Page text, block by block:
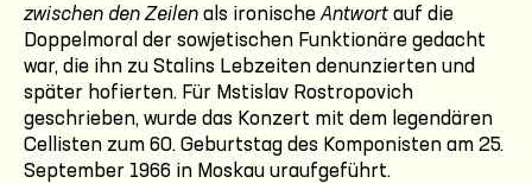
zwischen den Zeilen als ironischeAntwort auf die
Doppelmoral der sowjetischen Funktionäre gedacht
war, die ihn zu Stalins Lebzeiten denunzierten und
später hofierten. Für Mstislav Rostropovich
geschrieben, wurde das Konzert mit dem legendären
Cellisten zum 60. Geburtstag des Komponisten am 25.
September 1966 in Moskau uraufgeführt.